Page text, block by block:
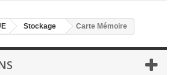
Stockage Carte Mémoire